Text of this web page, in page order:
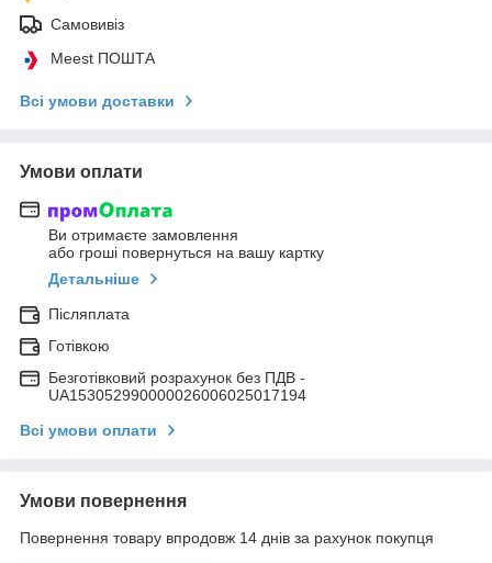
Самовивіз
Meest ПОШТА
Всі умови доставки
Умови оплати
Ви отримаєте замовлення
або гроші повернуться на вашу картку
Детальніше
Післяплата
Готівкою
Безготівковий розрахунок без ПДВ -
UA153052990000026006025017194
Всі умови оплати
Умови повернення
Повернення товару впродовж 14 днів за рахунок покупця